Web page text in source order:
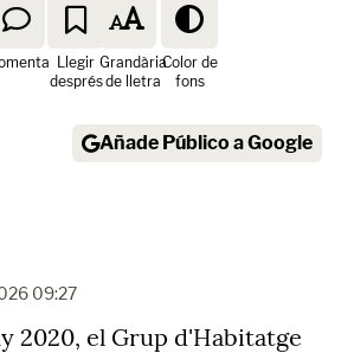
Llegir
després
Grandària
de lletra
Color de
fons
Añade Público a Google
09:27
2020, el Grup d'Habitatge